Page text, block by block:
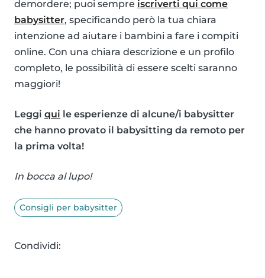
demordere; puoi sempre iscriverti qui come
babysitter, specificando però la tua chiara
intenzione ad aiutare i bambini a fare i compiti
online. Con una chiara descrizione e un profilo
completo, le possibilità di essere scelti saranno
maggiori!
Leggi qui le esperienze di alcune/i babysitter
che hanno provato il babysitting da remoto per
la prima volta!
In bocca al lupo!
Consigli per babysitter
Condividi: